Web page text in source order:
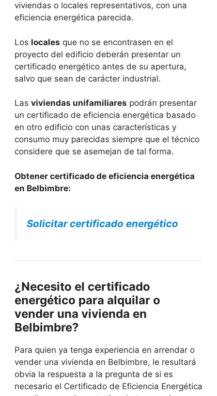
viviendas o locales representativos, con una
eficiencia energética parecida.
Los locales que no se encontrasen en el
proyecto del edificio deberán presentar un
certificado energético antes de su apertura,
salvo que sean de carácter industrial.
Las viviendas unifamiliares podrán presentar
un certificado de eficiencia energética basado
en otro edificio con unas características y
consumo muy parecidas siempre que el técnico
considere que se asemejan de tal forma.
Obtener certificado de eficiencia energética
en Belbimbre:
Solicitar certificado energético
¿Necesito el certificado
energético para alquilar o
vender una vivienda en
Belbimbre?
Para quien ya tenga experiencia en arrendar o
vender una vivienda en Belbimbre, le resultará
obvia la respuesta a la pregunta de si es
necesario el Certificado de Eficiencia Energética